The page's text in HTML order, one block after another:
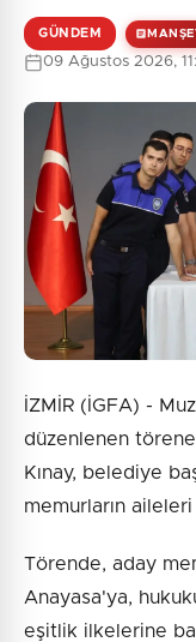
GÜNDEM
09 Ağustos 2026,
İZMİR (İGFA) -
düzenlenen
Kınay, belediye
memurların aileleri
Törende, aday
Anayasa'ya,
eşitlik ilkelerine